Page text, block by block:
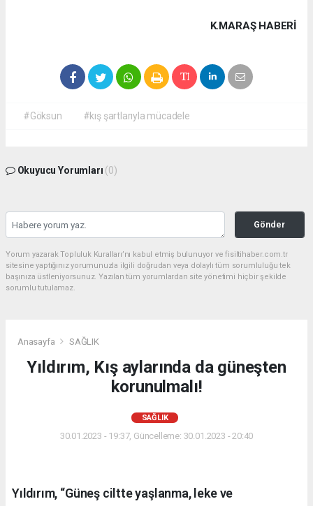
K.MARAŞ HABERİ
#Göksun #kış şartlarıyla mücadele
Okuyucu Yorumları (0)
Gönder
Yorum yazarak Topluluk Kuralları’nı kabul etmiş bulunuyor ve fisiltihaber.com.tr
sitesine yaptığınız yorumunuzla ilgili doğrudan veya dolaylı tüm sorumluluğu tek
başınıza üstleniyorsunuz. Yazılan tüm yorumlardan site yönetimi hiçbir şekilde
sorumlu tutulamaz.
Anasayfa SAĞLIK
Yıldırım, Kış aylarında da güneşten
korunulmalı!
SAĞLIK
30.01.2023 - 19:37, Güncelleme: 30.01.2023 - 20:40
Yıldırım, “Güneş ciltte yaşlanma, leke ve